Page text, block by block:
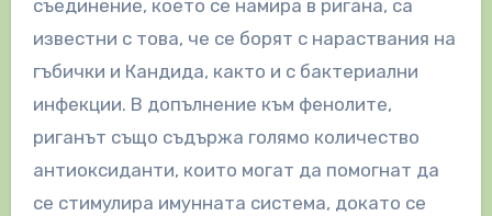
съединение, което се намира в ригана, са
известни с това, че се борят с нараствания на
гъбички и Кандида, както и с бактериални
инфекции. В допълнение към фенолите,
риганът също съдържа голямо количество
антиоксиданти, които могат да помогнат да
се стимулира имунната система, докато се